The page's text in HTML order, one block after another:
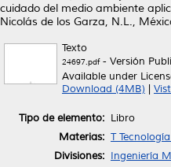
cuidado del medio ambiente
Nicolás de los Garza, N.L.,
Texto
24697.pdf- Versión
Available under
Download (4MB)
Tipo de elemento: Libro
Materias: T
Divisiones: Ingeniería